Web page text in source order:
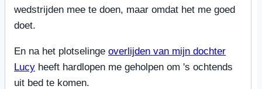
wedstrijden mee te doen, maar omdat het me goed
doet.
En na het plotselinge overlijden van mijn dochter
Lucy heeft hardlopen me geholpen om 's ochtends
uit bed te komen.